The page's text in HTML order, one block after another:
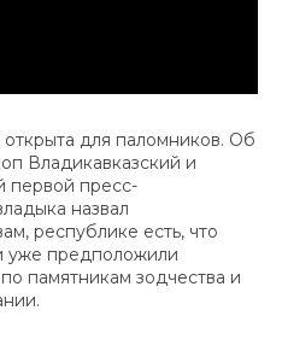
для паломников. Об
Владикавказский и
первой пресс-
назвал
республике есть, что
уже предположили
памятникам зодчества и